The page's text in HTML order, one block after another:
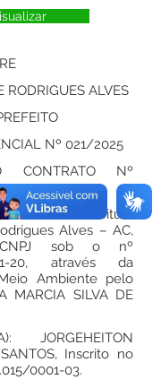
RODRIGUES ALVES
Nº 021/2025
CONTRATO Nº
A Prefeitura
Alves – AC,
sob o nº
20, através da
Ambiente pelo
MARCIA SILVA DE
JORGEHEITON
Inscrito no
/0001-03.